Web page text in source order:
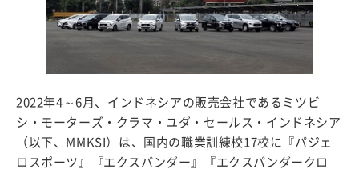
2022年4～6月、インドネシアの販売会社であるミツビ
シ・モーターズ・クラマ・ユダ・セールス・インドネシア
（以下、MMKSI）は、国内の職業訓練校17校に『パジェ
ロスポーツ』『エクスパンダー』『エクスパンダークロ